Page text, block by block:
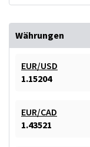
Währungen
EUR/USD
1.15204
EUR/CAD
1.43521